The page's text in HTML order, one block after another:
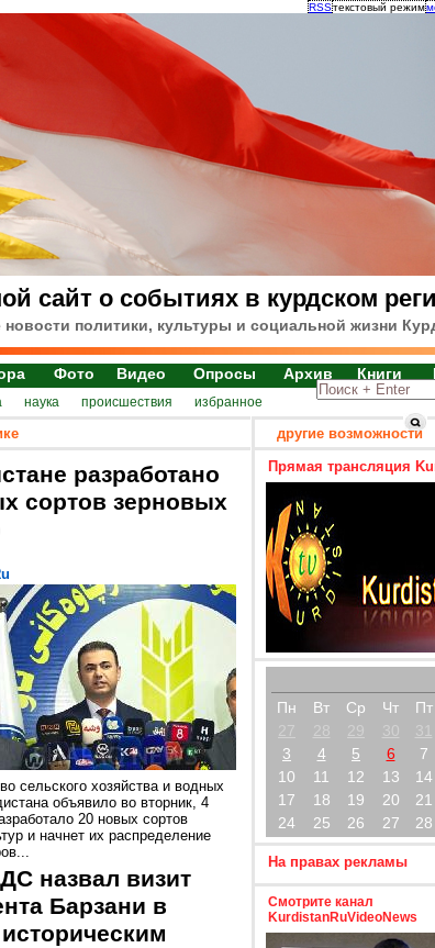
RSSтекстовый режим
сайт о событиях в курдском
политики, культуры и социальной жизни
Фото Видео Опросы Архив Книги
наука происшествия избранное
разработано
сортов зерновых
сельского хозяйства и водных
объявило во вторник, 4
20 новых сортов
и начнет их распределение
назвал визит
Барзани в
другие возможности
Прямая трансляция
Пн Вт Ср Чт Пт
27
28 29 30 31
3
4 5 6 7
10
11 12 13 14
17
18 19 20 21
24
25 26 27 28
На правах рекламы
Смотрите канал
KurdistanRuVideoNews